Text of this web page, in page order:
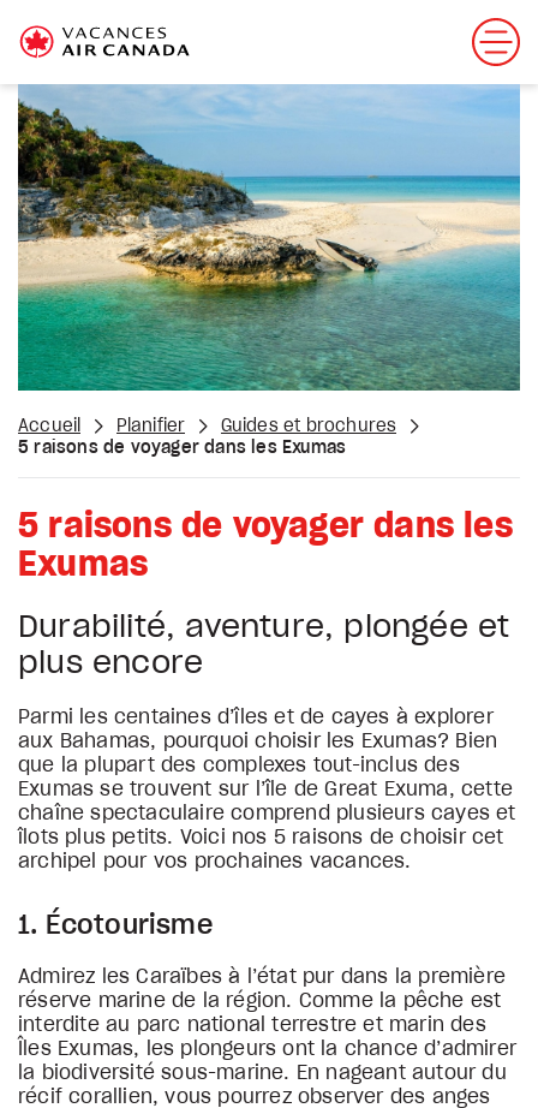
Accueil Planifier
Guides et brochures
5 raisons de voyager dans les Exumas
5 raisons de voyager dans les
Exumas
Durabilité, aventure, plongée et
plus encore
Parmi les centaines d’îles et de cayes à explorer
aux Bahamas, pourquoi choisir les Exumas? Bien
que la plupart des complexes tout-inclus des
Exumas se trouvent sur l’île de Great Exuma, cette
chaîne spectaculaire comprend plusieurs cayes et
îlots plus petits. Voici nos 5 raisons de choisir cet
archipel pour vos prochaines vacances.
1. Écotourisme
Admirez les Caraïbes à l’état pur dans la première
réserve marine de la région. Comme la pêche est
interdite au parc national terrestre et marin des
Îles Exumas, les plongeurs ont la chance d’admirer
la biodiversité sous-marine. En nageant autour du
récif corallien, vous pourrez observer des anges